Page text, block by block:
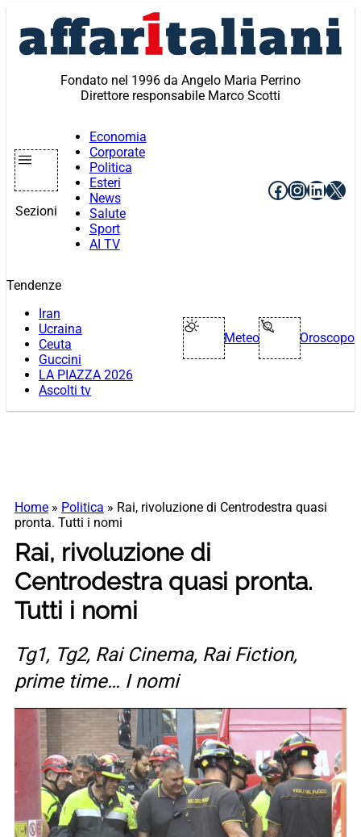
contenuto
Fondato nel 1996 da Angelo Maria Perrino
Direttore responsabile Marco Scotti
Sezioni
Economia
Corporate
Politica
Esteri
News
Salute
Sport
AI TV
Facebook
X
Tendenze
Iran
Ucraina
Ceuta
Guccini
LA PIAZZA 2026
Ascolti tv
Meteo Oroscopo
Home » Politica » Rai, rivoluzione di Centrodestra quasi
pronta. Tutti i nomi
Rai, rivoluzione di
Centrodestra quasi pronta.
Tutti i nomi
Tg1, Tg2, Rai Cinema, Rai Fiction,
prime time… I nomi